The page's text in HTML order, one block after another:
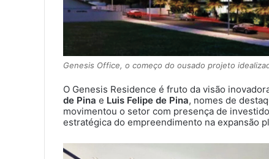
Genesis Office, o começo do ousado projeto
O Genesis Residence é fruto da visão
de Pina e Luis Felipe de Pina, nomes de
movimentou o setor com presença de
estratégica do empreendimento na expansão